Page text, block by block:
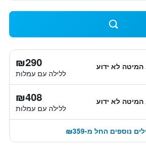
₪290
ללילה עם עמלות
₪408
ללילה עם עמלות